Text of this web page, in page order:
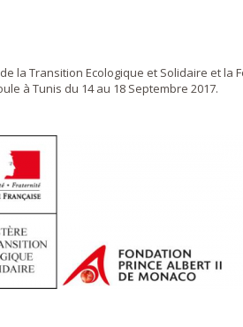
la Transition Ecologique et Solidaire et la
à Tunis du 14 au 18 Septembre 2017.